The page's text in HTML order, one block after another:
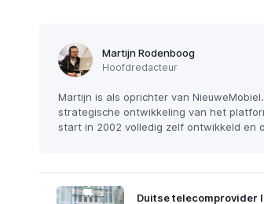
Martijn Rodenboog
Hoofdredacteur
Martijn is als oprichter van
strategische ontwikkeling van het
start in 2002 volledig zelf ontwikkeld en
Duitse telecomprovider